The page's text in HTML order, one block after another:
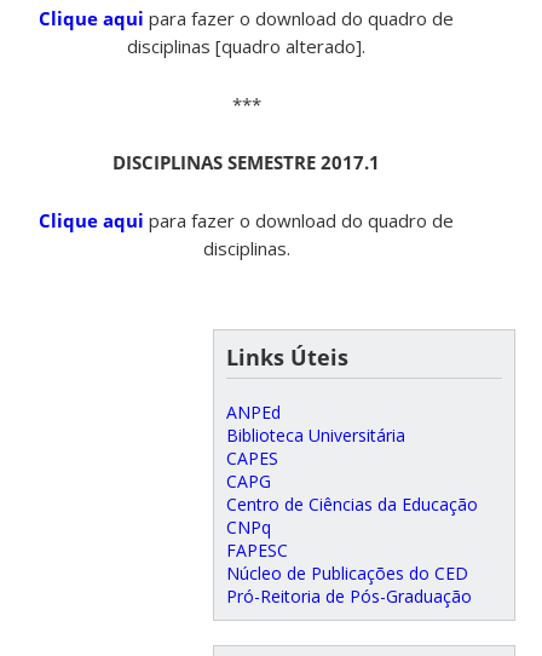
Clique aqui para fazer o download do quadro de
disciplinas [quadro alterado].
***
DISCIPLINAS SEMESTRE 2017.1
Clique aqui para fazer o download do quadro de
disciplinas.
Links Úteis
ANPEd
Biblioteca Universitária
CAPES
CAPG
Centro de Ciências da Educação
CNPq
FAPESC
Núcleo de Publicações do CED
Pró-Reitoria de Pós-Graduação